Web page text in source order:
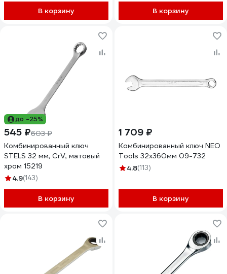
В корзину В корзину
до -25%
545 ₽603 ₽
Комбинированный ключ
STELS 32 мм, CrV, матовый
хром 15219
4.9(143)
В корзину
1 709 ₽
Комбинированный ключ NEO
Tools 32x360мм 09-732
4.8(113)
В корзину